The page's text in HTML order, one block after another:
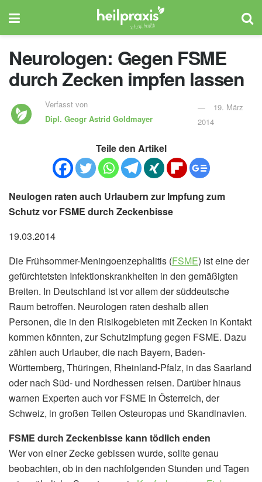
Neurologen: Gegen FSME
durch Zecken impfen lassen
Verfasst von
Dipl. Geogr Astrid Goldmayer
19. März
2014
Teile den Artikel
Neulogen raten auch Urlaubern zur Impfung zum
Schutz vor FSME durch Zeckenbisse
19.03.2014
Die Frühsommer-Meningoenzephalitis (FSME) ist eine der
gefürchtetsten Infektionskrankheiten in den gemäßigten
Breiten. In Deutschland ist vor allem der süddeutsche
Raum betroffen. Neurologen raten deshalb allen
Personen, die in den Risikogebieten mit Zecken in Kontakt
kommen könnten, zur Schutzimpfung gegen FSME. Dazu
zählen auch Urlauber, die nach Bayern, Baden-
Württemberg, Thüringen, Rheinland-Pfalz, in das Saarland
oder nach Süd- und Nordhessen reisen. Darüber hinaus
warnen Experten auch vor FSME in Österreich, der
Schweiz, in großen Teilen Osteuropas und Skandinavien.
FSME durch Zeckenbisse kann tödlich enden
Wer von einer Zecke gebissen wurde, sollte genau
beobachten, ob in den nachfolgenden Stunden und Tagen